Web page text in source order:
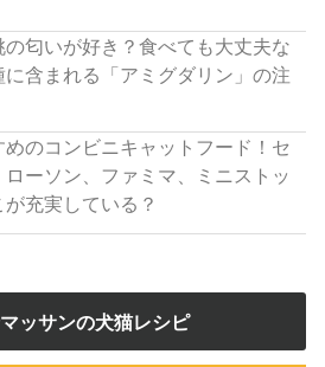
の匂いが好き？食べても大丈夫な
に含まれる「アミグダリン」の注
めのコンビニキャットフード！セ
ローソン、ファミマ、ミニストッ
が充実している？
ッサンの犬猫レシピ